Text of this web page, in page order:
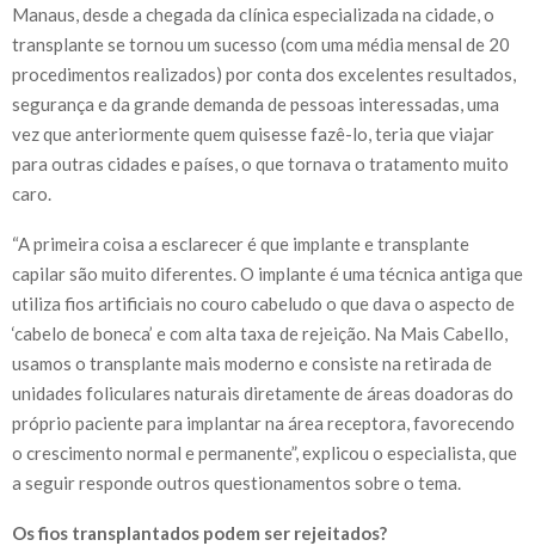
Manaus, desde a chegada da clínica especializada na cidade, o
transplante se tornou um sucesso (com uma média mensal de 20
procedimentos realizados) por conta dos excelentes resultados,
segurança e da grande demanda de pessoas interessadas, uma
vez que anteriormente quem quisesse fazê-lo, teria que viajar
para outras cidades e países, o que tornava o tratamento muito
caro.
“A primeira coisa a esclarecer é que implante e transplante
capilar são muito diferentes. O implante é uma técnica antiga que
utiliza fios artificiais no couro cabeludo o que dava o aspecto de
‘cabelo de boneca’ e com alta taxa de rejeição. Na Mais Cabello,
usamos o transplante mais moderno e consiste na retirada de
unidades foliculares naturais diretamente de áreas doadoras do
próprio paciente para implantar na área receptora, favorecendo
o crescimento normal e permanente”, explicou o especialista, que
a seguir responde outros questionamentos sobre o tema.
Os fios transplantados podem ser rejeitados?